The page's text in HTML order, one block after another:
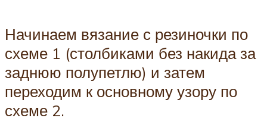
Начинаем вязание с резиночки по
схеме 1 (столбиками без накида за
заднюю полупетлю) и затем
переходим к основному узору по
схеме 2.